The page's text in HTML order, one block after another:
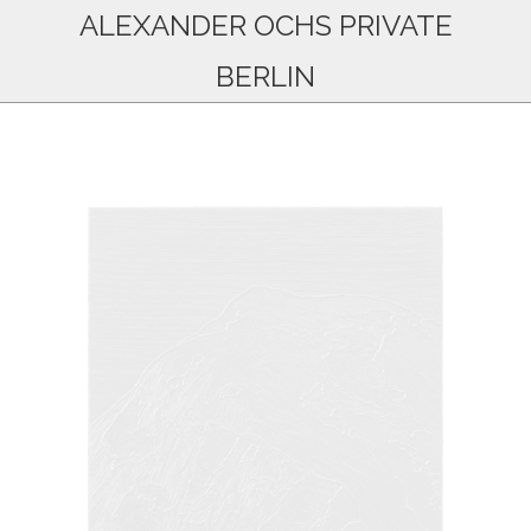
ALEXANDER OCHS PRIVATE
BERLIN